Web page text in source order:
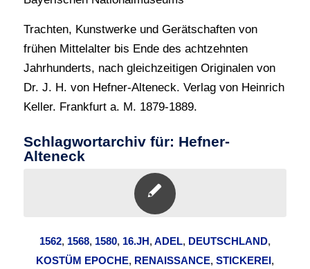
Trachten, Kunstwerke und Gerätschaften von
frühen Mittelalter bis Ende des achtzehnten
Jahrhunderts, nach gleichzeitigen Originalen von
Dr. J. H. von Hefner-Alteneck. Verlag von Heinrich
Keller. Frankfurt a. M. 1879-1889.
Schlagwortarchiv für: Hefner-
Alteneck
1562, 1568, 1580, 16.JH,ADEL, DEUTSCHLAND,
KOSTÜM EPOCHE, RENAISSANCE, STICKEREI,